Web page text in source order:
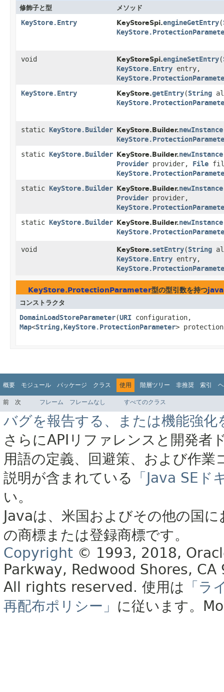
修飾子と型 メソッド
KeyStore.Entry KeyStoreSpi.engineGetEntry​(
void KeyStoreSpi.engineSetEntry​(
KeyStore.Entry entry,
KeyStore.Entry
KeyStore.getEntry​(String
static KeyStore.Builder KeyStore.Builder.newInstance
static KeyStore.Builder KeyStore.Builder.newInstance
Provider provider, File
static KeyStore.Builder KeyStore.Builder.newInstance
Provider provider,
static KeyStore.Builder KeyStore.Builder.newInstance
void KeyStore.setEntry​(String
KeyStore.Entry entry,
KeyStore.ProtectionParameter型の型引数を持つ
コンストラクタ
DomainLoadStoreParameter​(URI configuration,
Map<String,KeyStore.ProtectionParameter>
概要 モジュール パッケージ クラス 使用 階層ツリー 非推奨 索引
前 次 フレーム フレームなし すべてのクラス
バグを報告する、または機能強化
さらにAPIリファレンスと開発者
用語の定義、回避策、および作
説明が含まれている
「Java SE
い。
Javaは、米国およびその他の国
の商標または登録商標です。
Copyright © 1993, 2018,
Parkway, Redwood Shores, CA
All rights reserved. 使用は 「ラ
再配布ポリシー」 に従います。